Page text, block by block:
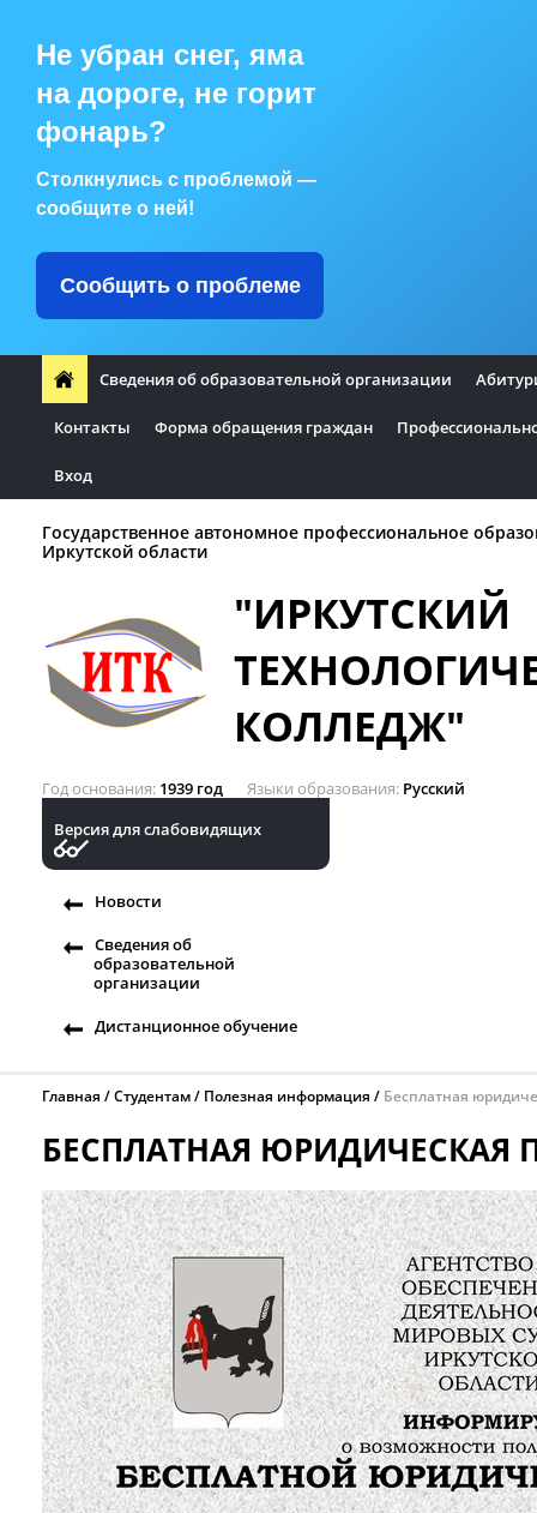
Не убран снег, яма
на дороге, не горит
фонарь?
Столкнулись с проблемой —
сообщите о ней!
Сообщить о проблеме
Сведения об образовательной организации
Контакты Форма обращения граждан
Вход
Государственное автономное профессиональное
Иркутской области
"ИРКУТСКИЙ
КОЛЛЕДЖ"
Год основания 1939 год Языки образования Русский
Версия для слабовидящих
Новости
Сведения об
образовательной
организации
Дистанционное обучение
Главная Студентам Полезная информация Бесплатная
БЕСПЛАТНАЯ